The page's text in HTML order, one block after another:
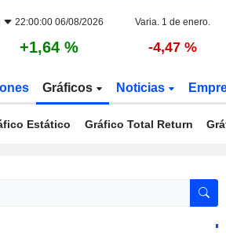
22:00:00 06/08/2026 Varia. 1 de enero.
+1,64 % -4,47 %
Gráficos Noticias
Estático Gráfico Total Return